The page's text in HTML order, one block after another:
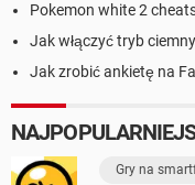
Pokemon white 2
Jak włączyć tryb
Jak zrobić ankietę na
Gry na